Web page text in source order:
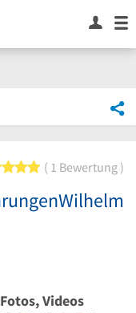
5 von 5 Sternen
1 Bewertung
Fotos, Videos